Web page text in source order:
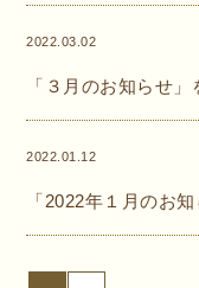
2022.03.02
「３月のお知らせ
2022.01.12
「2022年１月のお